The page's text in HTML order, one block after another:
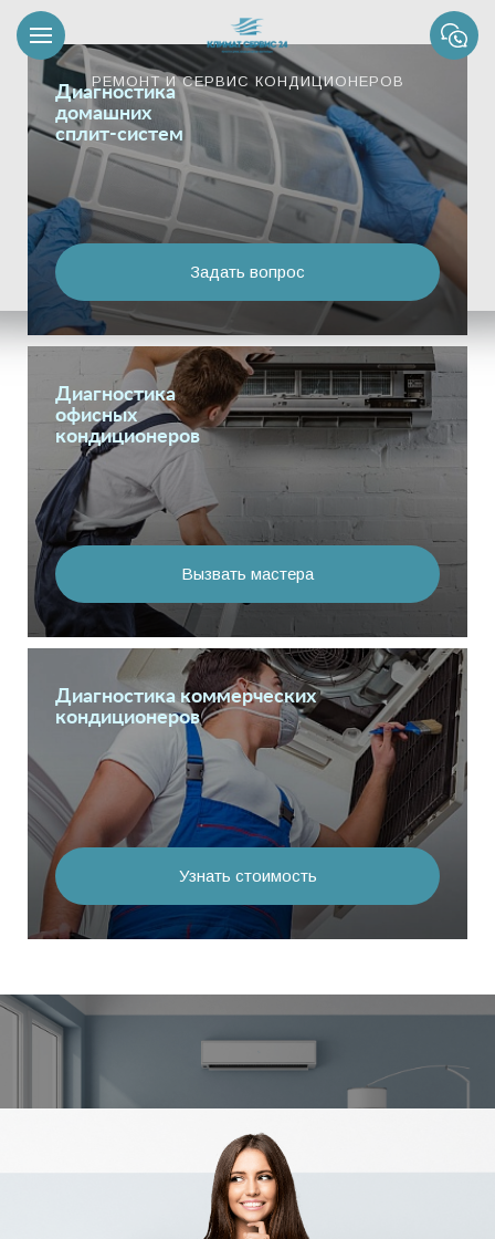
РЕМОНТ И СЕРВИС КОНДИЦИОНЕРОВ
Диагностика
домашних
сплит-систем
Задать вопрос
Диагностика
офисных
кондиционеров
Вызвать мастера
Диагностика коммерческих
кондиционеров
Узнать стоимость